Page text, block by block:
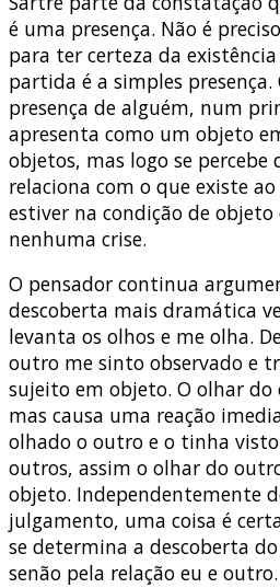
é uma presença. Não é
para ter certeza da
partida é a simples presença.
presença de alguém, num
apresenta como um objeto
objetos, mas logo se percebe
relaciona com o que existe
estiver na condição de
nenhuma crise.
O pensador continua
descoberta mais dramática
levanta os olhos e me olha.
outro me sinto observado e
sujeito em objeto. O olhar
mas causa uma reação
olhado o outro e o tinha
outros, assim o olhar do
objeto. Independentemente
julgamento, uma coisa é
se determina a descoberta
senão pela relação eu e outro.